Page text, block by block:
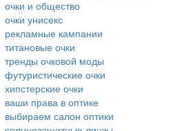
очки и общество
очки унисекс
рекламные кампании
титановые очки
тренды очковой моды
футуристические очки
хипстерские очки
ваши права в оптике
выбираем салон оптики